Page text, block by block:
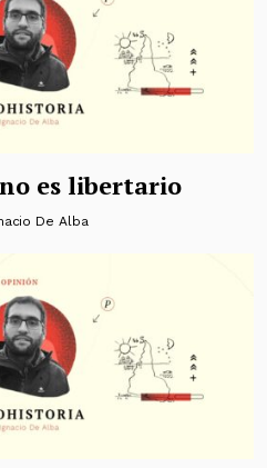
es libertario
De Alba